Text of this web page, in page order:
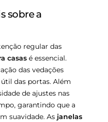
sobre a
regular das
casas é essencial.
das vedações
das portas. Além
de ajustes nas
garantindo que a
suavidade. As janelas